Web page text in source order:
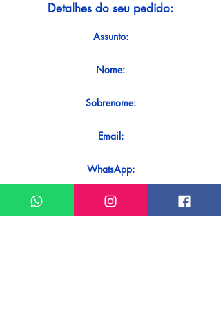
Detalhes do seu pedido:
Assunto:
Nome:
Sobrenome:
Email:
WhatsApp:
Mensagem: